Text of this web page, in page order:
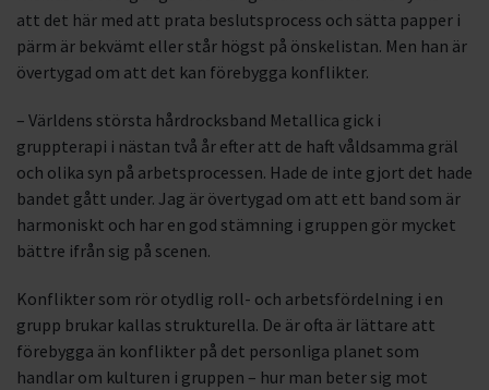
att det här med att prata beslutsprocess och sätta papper i
pärm är bekvämt eller står högst på önskelistan. Men han är
övertygad om att det kan förebygga konflikter.
– Världens största hårdrocksband Metallica gick i
gruppterapi i nästan två år efter att de haft våldsamma gräl
och olika syn på arbetsprocessen. Hade de inte gjort det hade
bandet gått under. Jag är övertygad om att ett band som är
harmoniskt och har en god stämning i gruppen gör mycket
bättre ifrån sig på scenen.
Konflikter som rör otydlig roll- och arbetsfördelning i en
grupp brukar kallas strukturella. De är ofta är lättare att
förebygga än konflikter på det personliga planet som
handlar om kulturen i gruppen – hur man beter sig mot